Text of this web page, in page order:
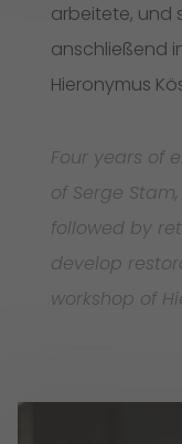
arbeitete, und
anschließend
Hieronymus
Four years of
of Serge
followed by
develop
workshop of